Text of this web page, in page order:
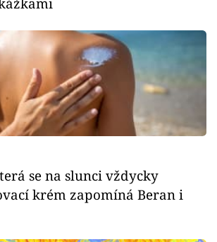
se na slunci vždycky
krém zapomíná Beran i